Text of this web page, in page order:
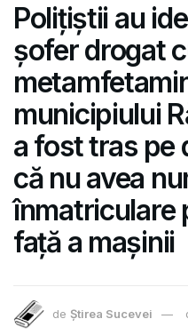
Polițiștii au
șofer drogat
municipiului
a fost tras pe
că nu avea
înmatriculare
față a mașinii
de Știrea Sucevei